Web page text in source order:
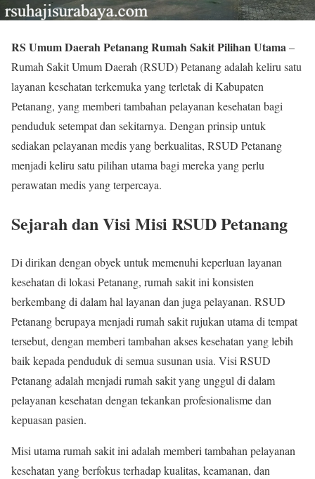
RS Umum Daerah Petanang Rumah Sakit Pilihan Utama–
Rumah Sakit Umum Daerah (RSUD) Petanang adalah keliru satu
layanan kesehatan terkemuka yang terletak di Kabupaten
Petanang, yang memberi tambahan pelayanan kesehatan bagi
penduduk setempat dan sekitarnya. Dengan prinsip untuk
sediakan pelayanan medis yang berkualitas, RSUD Petanang
menjadi keliru satu pilihan utama bagi mereka yang perlu
perawatan medis yang terpercaya.
Sejarah dan Visi Misi RSUD Petanang
Di dirikan dengan obyek untuk memenuhi keperluan layanan
kesehatan di lokasi Petanang, rumah sakit ini konsisten
berkembang di dalam hal layanan dan juga pelayanan. RSUD
Petanang berupaya menjadi rumah sakit rujukan utama di tempat
tersebut, dengan memberi tambahan akses kesehatan yang lebih
baik kepada penduduk di semua susunan usia. Visi RSUD
Petanang adalah menjadi rumah sakit yang unggul di dalam
pelayanan kesehatan dengan tekankan profesionalisme dan
kepuasan pasien.
Misi utama rumah sakit ini adalah memberi tambahan pelayanan
kesehatan yang berfokus terhadap kualitas, keamanan, dan